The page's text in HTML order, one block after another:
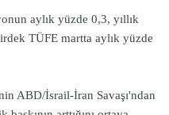
aylık yüzde 0,3, yıllık
TÜFE martta aylık yüzde
ABD/İsrail-İran Savaşı'ndan